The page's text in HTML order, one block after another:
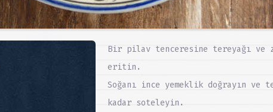
Bir pilav tenceresine tereyağı ve
eritin.
Soğanı ince yemeklik doğrayın ve
kadar soteleyin.